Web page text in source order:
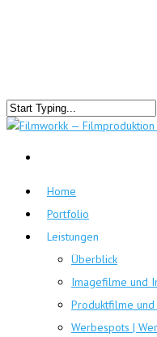
Home
Portfolio
Leistungen
Überblick
Imagefilme und
Produktfilme
Werbespots |